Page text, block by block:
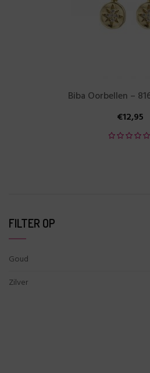
FILTER OP
Goud
Zilver
Biba Oorbellen –
€12,95